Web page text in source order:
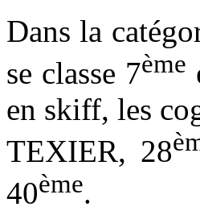
Dans la
se classe 7ème
en skiff, les
TEXIER, 28
40ème.